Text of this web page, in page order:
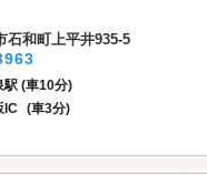
石和町上平井935-5
駅 (車10分)
IC (車3分)